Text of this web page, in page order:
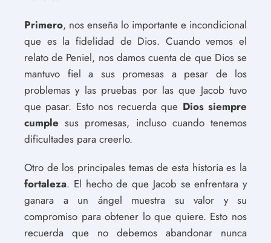
Primero, nos enseña lo importante e incondicional
que es la fidelidad de Dios. Cuando vemos el
relato de Peniel, nos damos cuenta de que Dios se
mantuvo fiel a sus promesas a pesar de los
problemas y las pruebas por las que Jacob tuvo
que pasar. Esto nos recuerda que Dios siempre
cumple sus promesas, incluso cuando tenemos
dificultades para creerlo.
Otro de los principales temas de esta historia es la
fortaleza. El hecho de que Jacob se enfrentara y
ganara a un ángel muestra su valor y su
compromiso para obtener lo que quiere. Esto nos
recuerda que no debemos abandonar nunca